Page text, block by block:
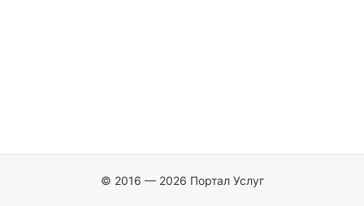
© 2016 — 2026 Портал Услуг